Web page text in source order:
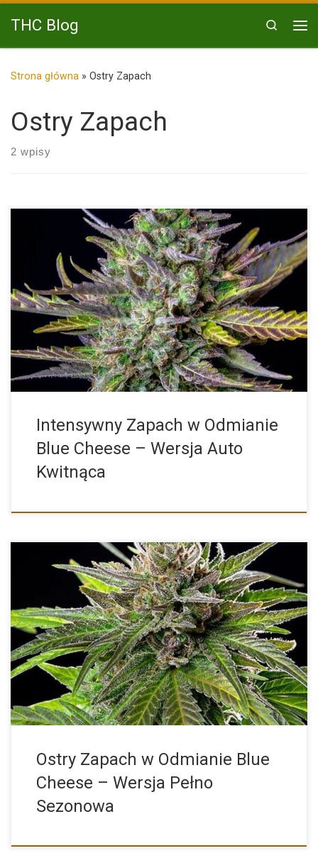
Przejdź do treści
THC Blog
Search
Strona główna » Ostry Zapach
Ostry Zapach
2 wpisy
Blue Cheese Auto od Royal Queen Seeds to automatycznie
kwitnąca […]
Intensywny Zapach w Odmianie
Blue Cheese – Wersja Auto
Kwitnąca
Blue Cheese od Royal Queen Seeds to wyjątkowa odmiana
marihuany, […]
Ostry Zapach w Odmianie Blue
Cheese – Wersja Pełno
Sezonowa